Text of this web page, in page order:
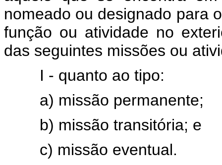
nomeado ou designado para
função ou atividade no
das seguintes missões ou
I - quanto ao tipo:
a) missão permanente;
b) missão transitória; e
c) missão eventual.